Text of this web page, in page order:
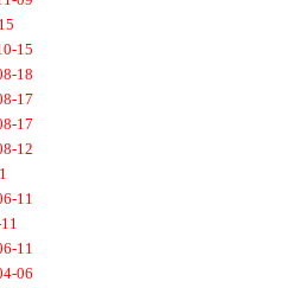
15
18
17
17
12
11
11
06